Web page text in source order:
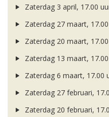
Zaterdag 3 april, 17.00
Zaterdag 27 maart,
Zaterdag 20 maart,
Zaterdag 13 maart,
Zaterdag 6 maart, 17.00
Zaterdag 27 februari,
Zaterdag 20 februari,